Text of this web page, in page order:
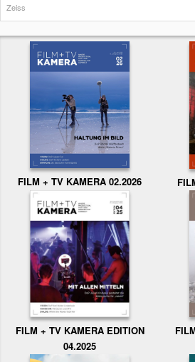
Zeiss
FILM + TV KAMERA 02.2026
FILM + TV KAMERA EDITION
04.2025